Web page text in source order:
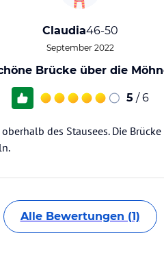
Claudia46-50
September 2022
Brücke über die
5 / 6
des Stausees. Die
Alle Bewertungen (1)